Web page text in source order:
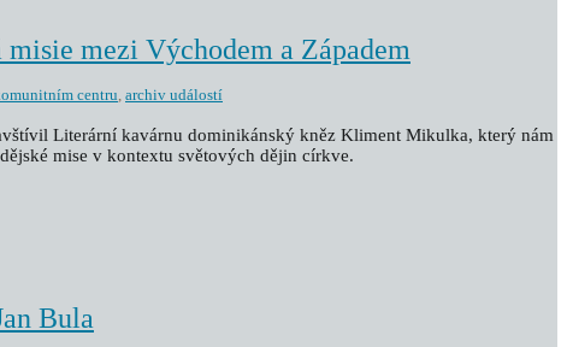
mezi Východem a Západem
centru, archiv událostí
Literární kavárnu dominikánský kněz Kliment Mikulka, který nám
mise v kontextu světových dějin církve.
Bula